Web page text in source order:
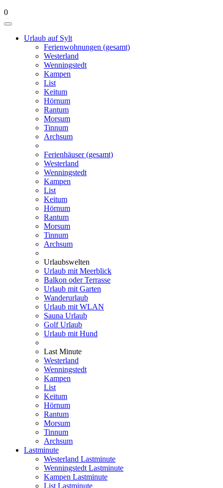
0
Urlaub auf Sylt
Ferienwohnungen (gesamt)
Westerland
Wenningstedt
Kampen
List
Keitum
Hörnum
Rantum
Morsum
Tinnum
Archsum
Ferienhäuser (gesamt)
Westerland
Wenningstedt
Kampen
List
Keitum
Hörnum
Rantum
Morsum
Tinnum
Archsum
Urlaubswelten
Urlaub mit Meerblick
Balkon oder Terrasse
Urlaub mit Garten
Wanderurlaub
Urlaub mit WLAN
Sauna Urlaub
Golf Urlaub
Urlaub mit Hund
Last Minute
Westerland
Wenningstedt
Kampen
List
Keitum
Hörnum
Rantum
Morsum
Tinnum
Archsum
Lastminute
Westerland Lastminute
Wenningstedt Lastminute
Kampen Lastminute
List Lastminute